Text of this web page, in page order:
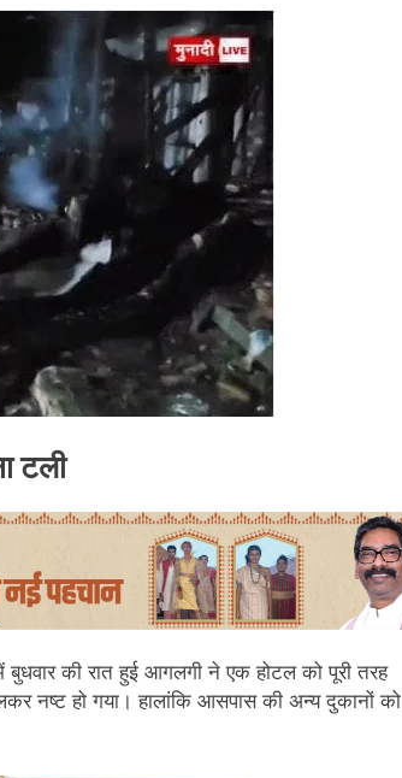
टली
की रात हुई आगलगी ने एक होटल को पूरी तरह
नष्ट हो गया। हालांकि आसपास की अन्य दुकानों को